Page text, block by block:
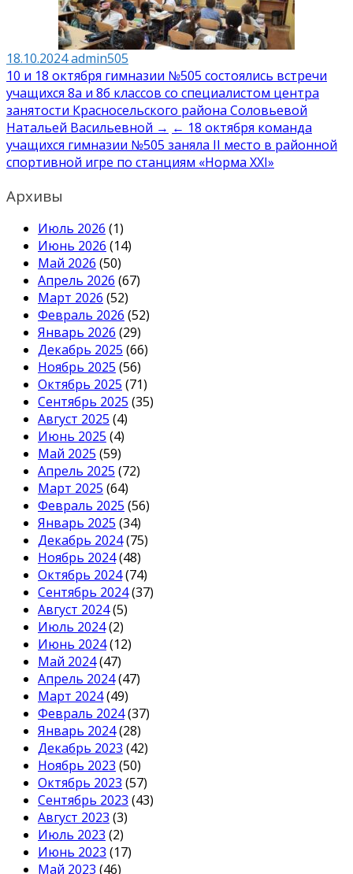
18.10.2024admin505
Навигация
по
записям
10 и 18 октября гимназии №505 состоялись встречи
учащихся 8а и 8б классов со специалистом центра
занятости Красносельского района Соловьевой
Натальей Васильевной → ← 18 октября команда
учащихся гимназии №505 заняла II место в районной
спортивной игре по станциям «Норма XXI»
Архивы
Июль 2026 (1)
Июнь 2026 (14)
Май 2026 (50)
Апрель 2026 (67)
Март 2026 (52)
Февраль 2026 (52)
Январь 2026 (29)
Декабрь 2025 (66)
Ноябрь 2025 (56)
Октябрь 2025 (71)
Сентябрь 2025 (35)
Август 2025 (4)
Июнь 2025 (4)
Май 2025 (59)
Апрель 2025 (72)
Март 2025 (64)
Февраль 2025 (56)
Январь 2025 (34)
Декабрь 2024(75)
Ноябрь 2024(48)
Октябрь 2024(74)
Сентябрь 2024(37)
Август 2024(5)
Июль 2024(2)
Июнь 2024(12)
Май 2024(47)
Апрель 2024(47)
Март 2024(49)
Февраль 2024(37)
Январь 2024(28)
Декабрь 2023 (42)
Ноябрь 2023 (50)
Октябрь 2023 (57)
Сентябрь 2023 (43)
Август 2023 (3)
Июль 2023 (2)
Июнь 2023 (17)
Май 2023 (46)